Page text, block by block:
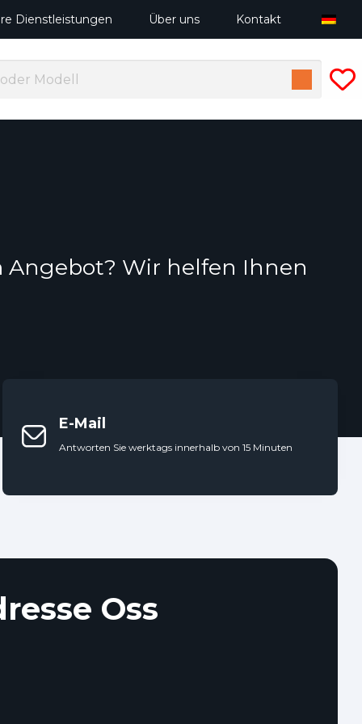
Dienstleistungen Über uns Kontakt
Angebot? Wir helfen Ihnen
E-Mail
Antworten Sie werktags innerhalb von 15 Minuten
Oss